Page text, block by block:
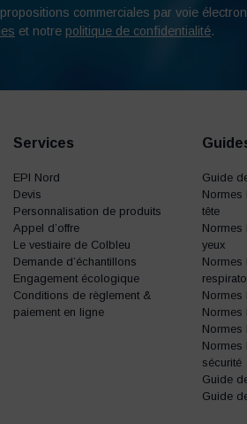
commerciales par voie
et notre politique de confidentialité.
Services
EPI Nord
Devis
Personnalisation de produits
Appel d’offre
Le vestiaire de Colbleu
Demande d’échantillons
Engagement écologique
Conditions de règlement &
paiement en ligne
Guide
Normes
tête
Normes
yeux
Normes
Normes
Normes
Normes
Normes
sécurité
Guide
Guide